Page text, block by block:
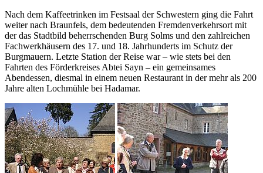
Nach dem Kaffeetrinken im Festsaal der Schwestern ging die Fahrt
weiter nach Braunfels, dem bedeutenden Fremdenverkehrsort mit
der das Stadtbild beherrschenden Burg Solms und den zahlreichen
Fachwerkhäusern des 17. und 18. Jahrhunderts im Schutz der
Burgmauern. Letzte Station der Reise war – wie stets bei den
Fahrten des Förderkreises Abtei Sayn – ein gemeinsames
Abendessen, diesmal in einem neuen Restaurant in der mehr als 200
Jahre alten Lochmühle bei Hadamar.